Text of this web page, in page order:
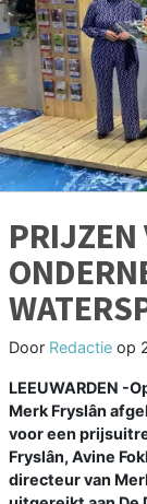
PRIJZEN
Door Redactie op
LEEUWARDEN -
Merk Fryslân
voor een
Fryslân, Avine
directeur van